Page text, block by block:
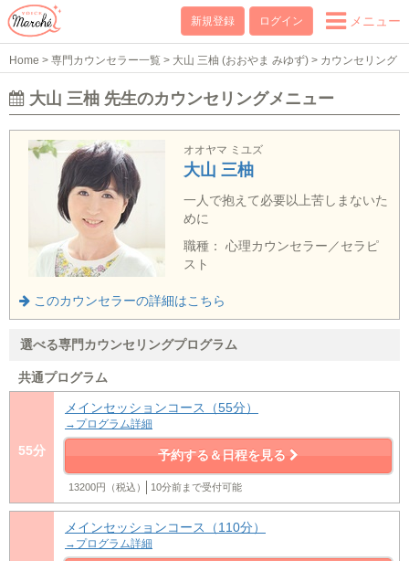
新規登録 ログイン メニュー
Home > 専門カウンセラー一覧 > 大山 三柚 (おおやま みゆず) > カウンセリング
メニュー大山 三柚 先生のカウンセリングメニュー
オオヤマ ミユズ
大山 三柚
一人で抱えて必要以上苦しまないた
めに
職種： 心理カウンセラー／セラピ
スト
このカウンセラーの詳細はこちら
選べる専門カウンセリングプログラム
共通プログラム
55分
メインセッションコース（55分）
→プログラム詳細
予約する＆日程を見る
13200円（税込） 10分前まで受付可能
メインセッションコース（110分）
→プログラム詳細